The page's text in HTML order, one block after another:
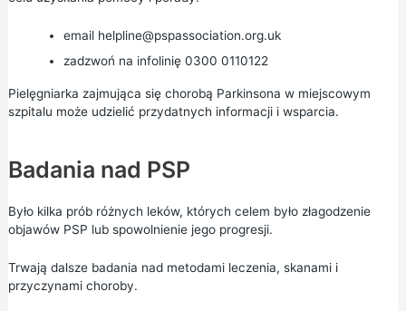
email helpline@pspassociation.org.uk
zadzwoń na infolinię 0300 0110122
Pielęgniarka zajmująca się chorobą Parkinsona w miejscowym
szpitalu może udzielić przydatnych informacji i wsparcia.
Badania nad PSP
Było kilka prób różnych leków, których celem było złagodzenie
objawów PSP lub spowolnienie jego progresji.
Trwają dalsze badania nad metodami leczenia, skanami i
przyczynami choroby.